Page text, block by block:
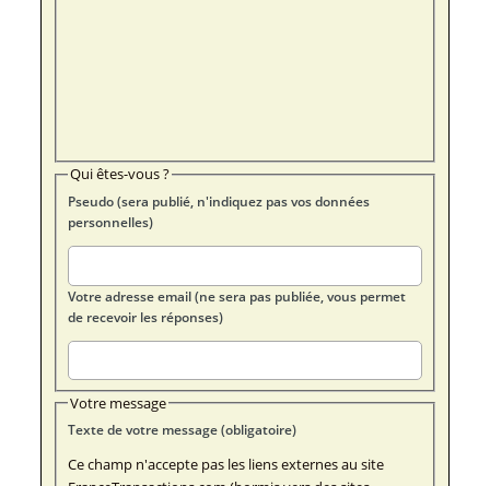
Qui êtes-vous ?
Pseudo (sera publié, n'indiquez pas vos données
personnelles)
Votre adresse email (ne sera pas publiée, vous permet
de recevoir les réponses)
Votre message
Texte de votre message (obligatoire)
Ce champ n'accepte pas les liens externes au site